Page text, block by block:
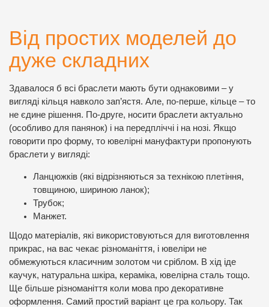
Від простих моделей до
дуже складних
Здавалося б всі браслети мають бути однаковими – у
вигляді кільця навколо зап’ястя. Але, по-перше, кільце – то
не єдине рішення. По-друге, носити браслети актуально
(особливо для панянок) і на передпліччі і на нозі. Якщо
говорити про форму, то ювелірні мануфактури пропонують
браслети у вигляді:
Ланцюжків (які відрізняються за технікою плетіння,
товщиною, шириною ланок);
Трубок;
Манжет.
Щодо матеріалів, які використовуються для виготовлення
прикрас, на вас чекає різноманіття, і ювеліри не
обмежуються класичним золотом чи сріблом. В хід іде
каучук, натуральна шкіра, кераміка, ювелірна сталь тощо.
Ще більше різноманіття коли мова про декоративне
оформлення. Самий простий варіант це гра кольору. Так